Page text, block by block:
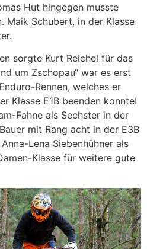
Hut hingegen musste
Maik Schubert, in der Klasse
sorgte Kurt Reichel für das
um Zschopau“ war es erst
Rennen, welches er
Klasse E1B beenden konnte!
Fahne als Sechster in der
mit Rang acht in der E3B
Lena Siebenhühner als
Klasse für weitere gute